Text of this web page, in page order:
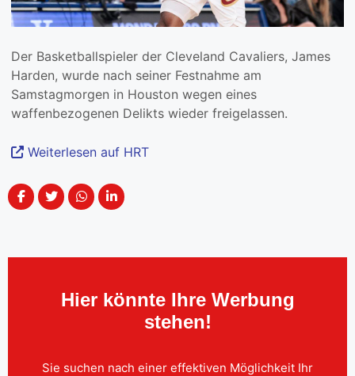
Der Basketballspieler der Cleveland Cavaliers, James
Harden, wurde nach seiner Festnahme am
Samstagmorgen in Houston wegen eines
waffenbezogenen Delikts wieder freigelassen.
Weiterlesen auf HRT
Hier könnte Ihre Werbung
stehen!
Sie suchen nach einer effektiven Möglichkeit Ihr